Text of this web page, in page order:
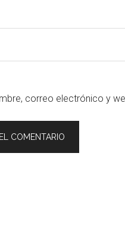
correo electrónico y